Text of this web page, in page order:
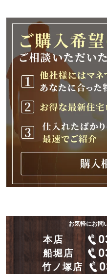
2026年1月9日(金)以降
す。
ご不便をおかけいたし
よろしくお願いいたし
お気軽にお問
本店
船堀店
竹ノ塚店